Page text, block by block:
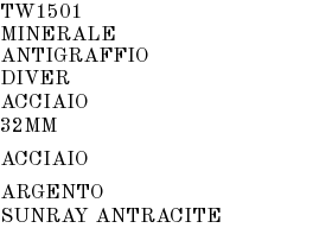
TW1501
MINERALE
ANTIGRAFFIO
DIVER
ACCIAIO
32MM
ACCIAIO
ARGENTO
SUNRAY ANTRACITE